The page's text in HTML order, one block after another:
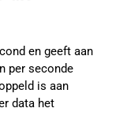
en geeft aan
per seconde
is aan
data het